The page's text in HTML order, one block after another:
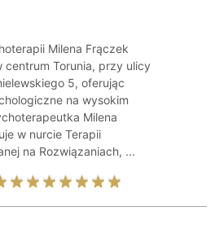
Milena Frączek
centrum Torunia, przy ulicy
5, oferując
na wysokim
Milena
w nurcie Terapii
na Rozwiązaniach, ...